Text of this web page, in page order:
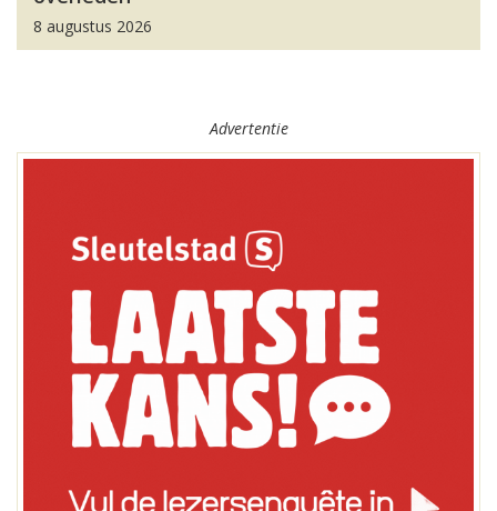
8 augustus 2026
Advertentie